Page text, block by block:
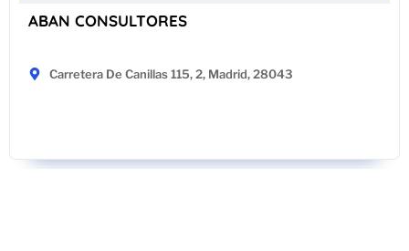
ABAN CONSULTORES
Carretera De Canillas 115, 2, Madrid, 28043